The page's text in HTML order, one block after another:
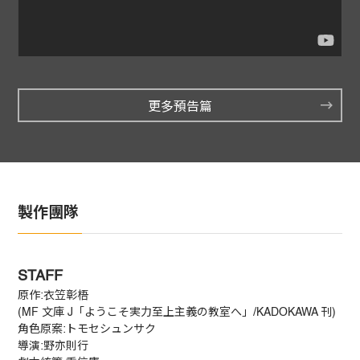
更多預告篇
製作團隊
STAFF
原作:衣笠彰梧
(MF 文庫 J「ようこそ実力至上主義の教室へ」/KADOKAWA 刊)
角色原案:トモセシュンサク
導演:野亦則行